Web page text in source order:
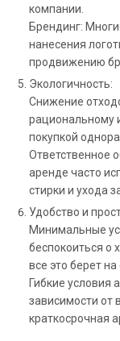
компании.
Брендинг:
нанесения
продвижению
Экологичность:
Снижение
рациональному
покупкой
Ответственное
аренде часто
стирки и ухода
Удобство и
Минимальные
беспокоиться о
все это берет
Гибкие
зависимости от
краткосрочная